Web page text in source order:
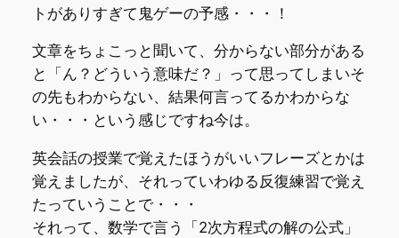
トがありすぎて鬼ゲーの予感・・・！
文章をちょこっと聞いて、分からない部分がある
と「ん？どういう意味だ？」って思ってしまいそ
の先もわからない、結果何言ってるかわからな
い・・・という感じですね今は。
英会話の授業で覚えたほうがいいフレーズとかは
覚えましたが、それっていわゆる反復練習で覚え
たっていうことで・・・
それって、数学で言う「2次方程式の解の公式」